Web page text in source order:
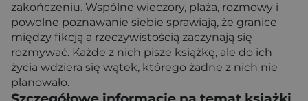
zakończeniu. Wspólne wieczory, plaża, rozmowy i
powolne poznawanie siebie sprawiają, że granice
między fikcją a rzeczywistością zaczynają się
rozmywać. Każde z nich pisze książkę, ale do ich
życia wdziera się wątek, którego żadne z nich nie
planowało.